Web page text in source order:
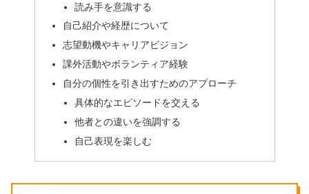
読み手を意識する
自己紹介や経歴について
志望動機やキャリアビジョン
課外活動やボランティア経験
自分の個性を引き出すためのアプローチ
具体的なエピソードを交える
他者との違いを強調する
自己表現を楽しむ